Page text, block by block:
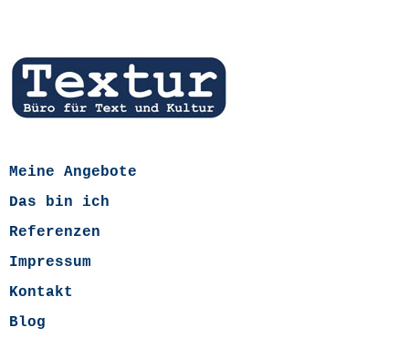
Meine Angebote
Das bin ich
Referenzen
Impressum
Kontakt
Blog